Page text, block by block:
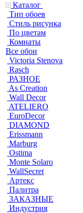
Каталог
Тип обоев
Стиль рисунка
По цветам
Комнаты
Все обои
Victoria Stenova
Rasch
РАЗНОЕ
As Creation
Wall Decor
ATELIERO
EuroDecor
DIAMOND
Erissmann
Marburg
Ostima
Monte Solaro
WallSecret
Артекс
Палитра
ЗАКАЗНЫЕ
Индустрия